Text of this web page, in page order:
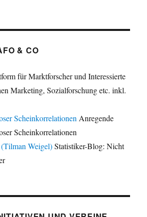
& CO
für Marktforscher und Interessierte
Marketing, Sozialforschung etc. inkl.
ScheinkorrelationenAnregende
Scheinkorrelationen
Weigel)Statistiker-Blog: Nicht